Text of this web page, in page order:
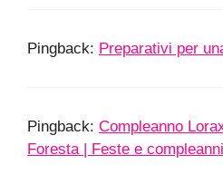
Pingback: Preparativi per
Pingback: Compleanno
Foresta | Feste e compleanni